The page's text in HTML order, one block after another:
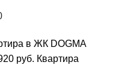
в ЖК DOGMA
руб. Квартира